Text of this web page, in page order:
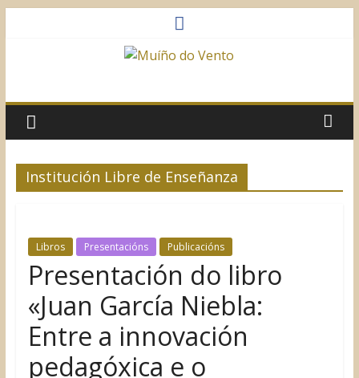
do
Vento
Institución Libre de Enseñanza
Libros Presentacións Publicacións
Presentación do libro
«Juan García Niebla:
Entre a innovación
pedagóxica e o